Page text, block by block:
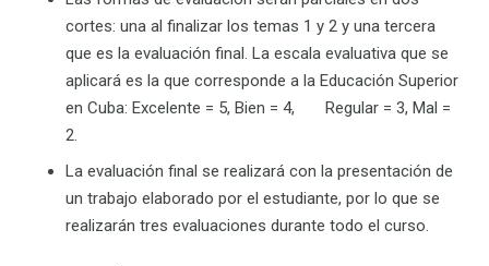
cortes: una al finalizar los temas 1 y 2 y una tercera
que es la evaluación final. La escala evaluativa que se
aplicará es la que corresponde a la Educación Superior
en Cuba: Excelente = 5, Bien = 4, Regular = 3, Mal =
2.
La evaluación final se realizará con la presentación de
un trabajo elaborado por el estudiante, por lo que se
realizarán tres evaluaciones durante todo el curso.